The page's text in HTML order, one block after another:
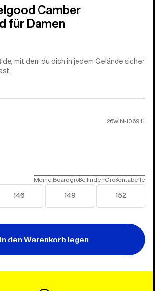
Camber
für Damen
mit dem du dich in jedem Gelände sicher
26WIN-106911
Meine Boardgröße findenGrößentabelle
146 149 152
In den Warenkorb legen